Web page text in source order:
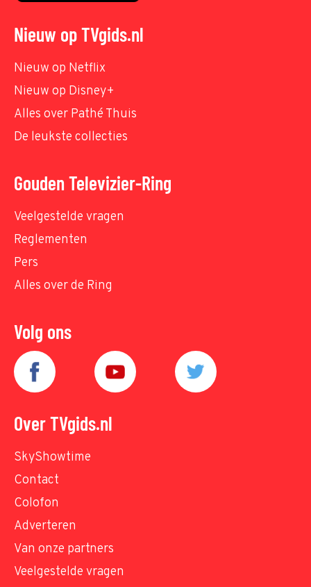
Nieuw op TVgids.nl
Nieuw op Netflix
Nieuw op Disney+
Alles over Pathé Thuis
De leukste collecties
Gouden Televizier-Ring
Veelgestelde vragen
Reglementen
Pers
Alles over de Ring
Volg ons
Over TVgids.nl
SkyShowtime
Contact
Colofon
Adverteren
Van onze partners
Veelgestelde vragen